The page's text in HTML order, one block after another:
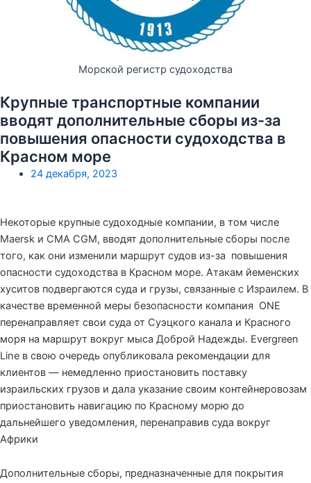
Морской регистр судоходства
Крупные транспортные компании
вводят дополнительные сборы из-за
повышения опасности судоходства в
Красном море
24 декабря, 2023
Некоторые крупные судоходные компании, в том числе
Maersk и CMA CGM, вводят дополнительные сборы после
того, как они изменили маршрут судов из-за повышения
опасности судоходства в Красном море. Атакам йеменских
хуситов подвергаются суда и грузы, связанные с Израилем. В
качестве временной меры безопасности компания ONE
перенаправляет свои суда от Суэцкого канала и Красного
моря на маршрут вокруг мыса Доброй Надежды. Evergreen
Line в свою очередь опубликовала рекомендации для
клиентов — немедленно приостановить поставку
израильских грузов и дала указание своим контейнеровозам
приостановить навигацию по Красному морю до
дальнейшего уведомления, перенаправив суда вокруг
Африки
Дополнительные сборы, предназначенные для покрытия